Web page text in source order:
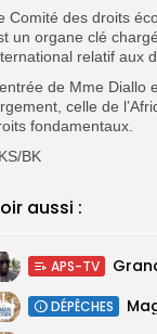
Comité des droits
un organe clé
relatif aux
de Mme Diallo
celle de
fondamentaux.
BK
aussi :
APS-TV
DÉPÊCHES